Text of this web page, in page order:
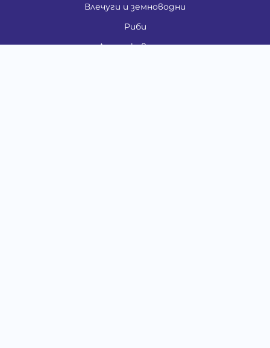
Влечуги и земноводни
Риби
Други животни